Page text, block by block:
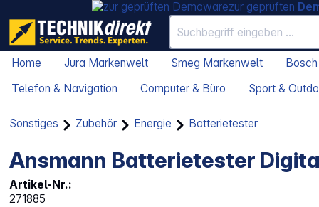
zur geprüften
Home Jura Markenwelt Smeg Markenwelt
Telefon & Navigation
Computer & Büro Sport &
Sonstiges Zubehör Energie Batterietester
Ansmann Batterietester
Artikel-Nr.:
271885